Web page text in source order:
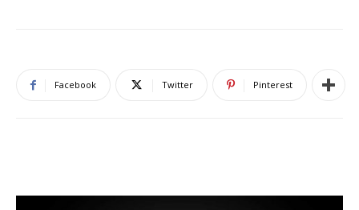
Facebook Twitter Pinterest